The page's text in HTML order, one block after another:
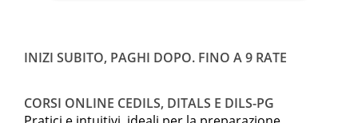
INIZI SUBITO, PAGHI DOPO. FINO A 9 RATE
CORSI ONLINE CEDILS, DITALS E DILS-PG